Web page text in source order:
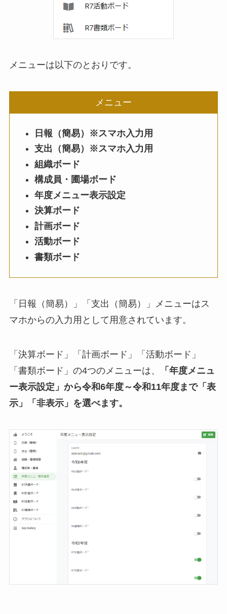
メニューは以下のとおりです。
メニュー
日報（簡易）※スマホ入力用
支出（簡易）※スマホ入力用
組織ボード
構成員・圃場ボード
年度メニュー表示設定
決算ボード
計画ボード
活動ボード
書類ボード
「日報（簡易）」「支出（簡易）」メニューはス
マホからの入力用として用意されています。
「決算ボード」「計画ボード」「活動ボード」
「書類ボード」の4つのメニューは、
「年度メニュ
ー表示設定」から令和6年度～令和11年度まで「表
示」「非表示」を選べます。